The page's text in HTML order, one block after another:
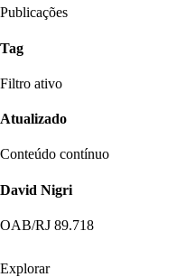
Publicações
Tag
Filtro ativo
Atualizado
Conteúdo contínuo
David Nigri
OAB/RJ 89.718
Explorar